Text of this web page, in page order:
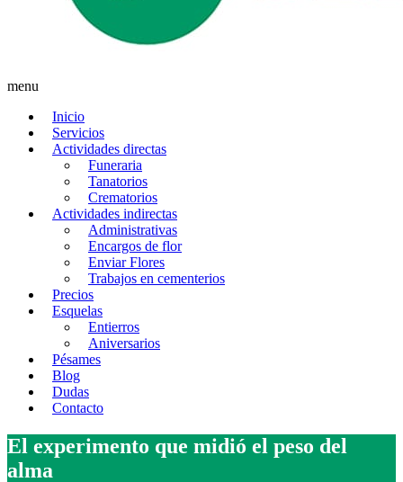
menu
Inicio
Servicios
Actividades directas
Funeraria
Tanatorios
Crematorios
Actividades indirectas
Administrativas
Encargos de flor
Enviar Flores
Trabajos en cementerios
Precios
Esquelas
Entierros
Aniversarios
Pésames
Blog
Dudas
Contacto
El experimento que midió el peso del
alma